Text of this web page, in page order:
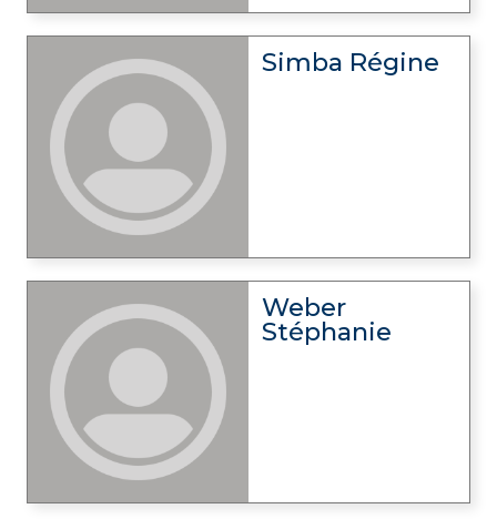
Simba Régine
Weber
Stéphanie